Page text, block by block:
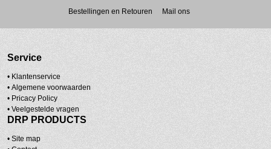
Bestellingen en Retouren Mail ons
Service
• Klantenservice
• Algemene voorwaarden
• Pricacy Policy
• Veelgestelde vragen
DRP PRODUCTS
• Site map